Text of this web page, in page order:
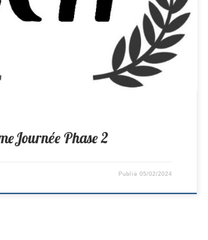
Colomban 4–6 Entente Pongiste sud Loire
> St Colomban 7–3Entente Pongiste sud Loire
Phase 2
Publié05/02/2024